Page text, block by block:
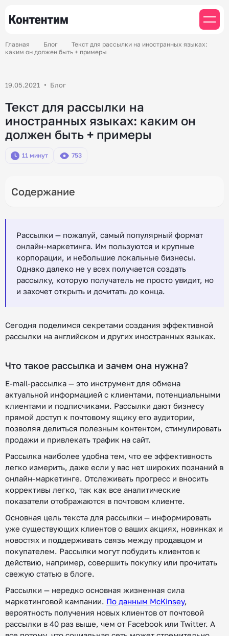
Главная Блог
Текст для рассылки на иностранных языках:
каким он должен быть + примеры
19.05.2021 Блог
Текст для рассылки на
иностранных языках: каким он
должен быть + примеры
11 минут 753
Рассылки — пожалуй, самый популярный формат
онлайн-маркетинга. Им пользуются и крупные
корпорации, и небольшие локальные бизнесы.
Однако далеко не у всех получается создать
рассылку, которую получатель не просто увидит, но
и захочет открыть и дочитать до конца.
Сегодня поделимся секретами создания эффективной
рассылки на английском и других иностранных языках.
Что такое рассылка и зачем она нужна?
E-mail-рассылка — это инструмент для обмена
актуальной информацией с клиентами, потенциальными
клиентами и подписчиками. Рассылки дают бизнесу
прямой доступ к почтовому ящику его аудитории,
позволяя делиться полезным контентом, стимулировать
продажи и привлекать трафик на сайт.
Рассылка наиболее удобна тем, что ее эффективность
легко измерить, даже если у вас нет широких познаний в
онлайн-маркетинге. Отслеживать прогресс и вносить
коррективы легко, так как все аналитические
показатели отображаются в почтовом клиенте.
Основная цель текста для рассылки — информировать
уже существующих клиентов о ваших акциях, новинках и
новостях и поддерживать связь между продавцом и
покупателем. Рассылки могут побудить клиентов к
действию, например, совершить покупку или прочитать
свежую статью в блоге.
Рассылки — нередко основная жизненная сила
маркетинговой кампании. По данным McKinsey,
вероятность получения новых клиентов от почтовой
рассылки в 40 раз выше, чем от Facebook или Twitter. А